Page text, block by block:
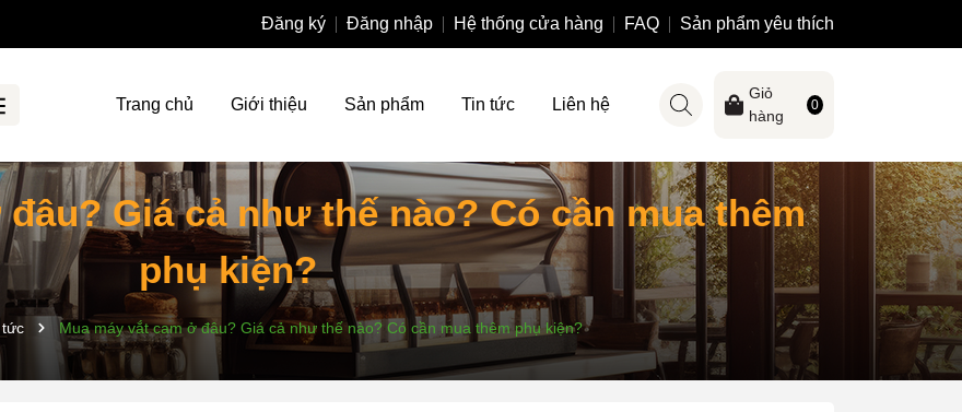
Đăng ký Đăng nhập Hệ thống cửa hàng FAQ Sản phẩm yêu thích
Trang chủ Giới thiệu Sản phẩm Tin tức Liên hệ
Giỏ
hàng
0
Giá cả như thế nào? Có cần mua thêm
phụ kiện?
tức Mua máy vắt cam ở đâu? Giá cả như thế nào? Có cần mua thêm phụ kiện?